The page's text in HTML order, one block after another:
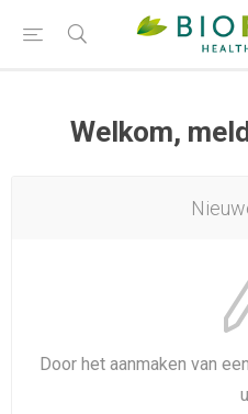
Welkom,
Door het aanmaken van